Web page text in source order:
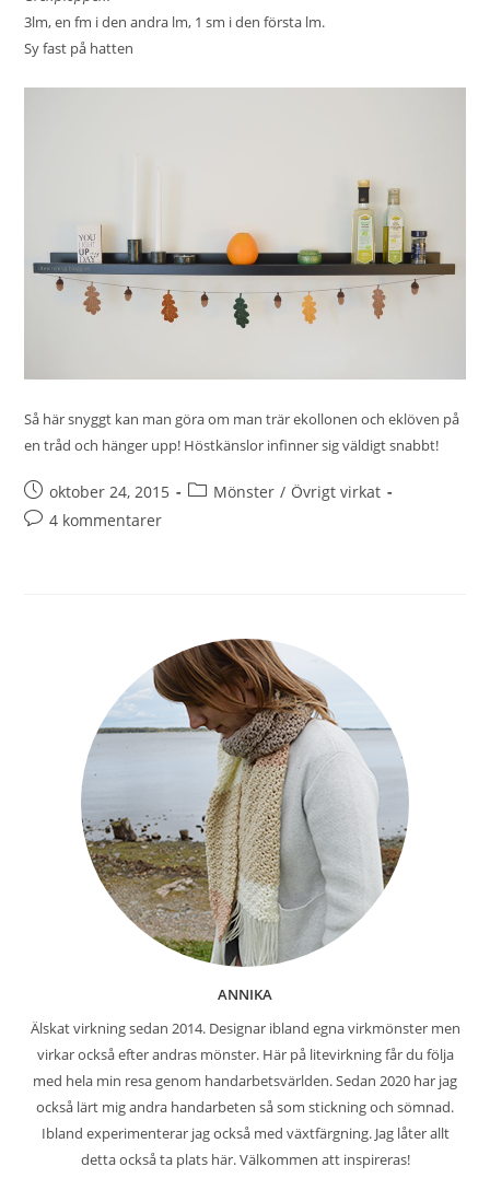
3lm, en fm i den andra lm, 1 sm i den första lm.
Sy fast på hatten
Så här snyggt kan man göra om man trär ekollonen och eklöven på
en tråd och hänger upp! Höstkänslor infinner sig väldigt snabbt!
oktober 24, 2015 Mönster / Övrigt virkat
4 kommentarer
ANNIKA
Älskat virkning sedan 2014. Designar ibland egna virkmönster men
virkar också efter andras mönster. Här på litevirkning får du följa
med hela min resa genom handarbetsvärlden. Sedan 2020 har jag
också lärt mig andra handarbeten så som stickning och sömnad.
Ibland experimenterar jag också med växtfärgning. Jag låter allt
detta också ta plats här. Välkommen att inspireras!